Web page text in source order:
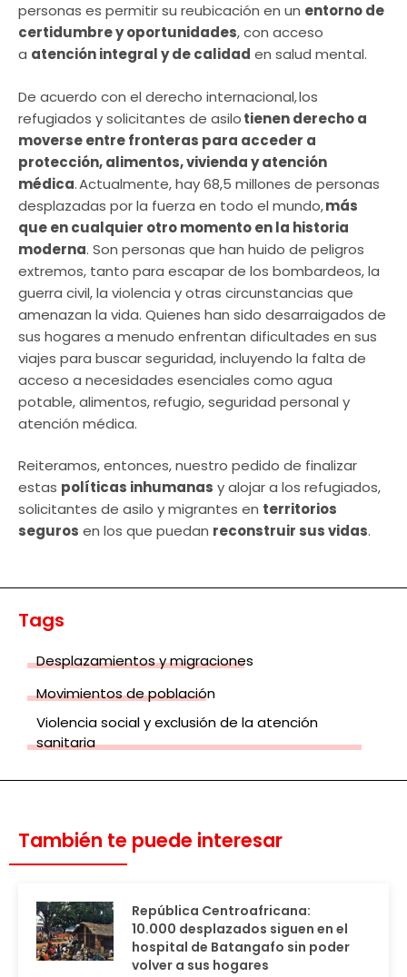
personas es permitir su reubicación en un entorno de
certidumbre y oportunidades, con acceso
a atención integral y de calidad en salud mental.
De acuerdo con el derecho internacional, los
refugiados y solicitantes de asilotienen derecho a
moverse entre fronteras para acceder a
protección, alimentos, vivienda y atención
médica. Actualmente, hay 68,5 millones de personas
desplazadas por la fuerza en todo el mundo,más
que en cualquier otro momento en la historia
moderna. Son personas que han huido de peligros
extremos, tanto para escapar de los bombardeos, la
guerra civil, la violencia y otras circunstancias que
amenazan la vida. Quienes han sido desarraigados de
sus hogares a menudo enfrentan dificultades en sus
viajes para buscar seguridad, incluyendo la falta de
acceso a necesidades esenciales como agua
potable, alimentos, refugio, seguridad personal y
atención médica.
Reiteramos, entonces, nuestro pedido de finalizar
estas políticas inhumanas y alojar a los refugiados,
solicitantes de asilo y migrantes en territorios
seguros en los que puedan reconstruir sus vidas.
Tags
Desplazamientos y migraciones
Movimientos de población
Violencia social y exclusión de la atención
sanitaria
También te puede interesar
República Centroafricana:
10.000 desplazados siguen en el
hospital de Batangafo sin poder
volver a sus hogares